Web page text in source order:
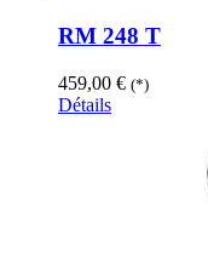
RM 248 T
459,00 € (*)
Détails